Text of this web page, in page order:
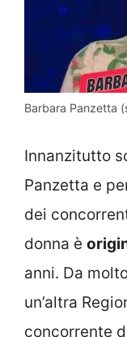
Barbara Panzetta
Innanzitutto
Panzetta e
dei
donna è
anni. Da
un’altra
concorrente